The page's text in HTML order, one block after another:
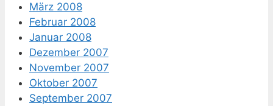
März 2008
Februar 2008
Januar 2008
Dezember 2007
November 2007
Oktober 2007
September 2007